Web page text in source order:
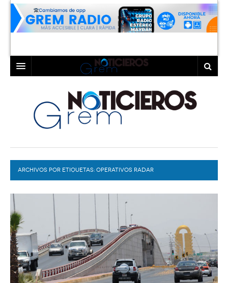
LAGUNA
TORREÓN
GÓMEZ PALACIO
LERDO
COAHUILA
DURANGO
DEPORTES
EL EXACTO
EXA INFORMA
GLOBO
CONTEXTOS
TRAYECTO LAGUNA
DIÁLOGOS CON LA HISTORIA
TWEETS AND BEATS
PC29
ACTUALIDADES GREM
ARCHIVOS POR ETIQUETAS: OPERATIVOS RADAR